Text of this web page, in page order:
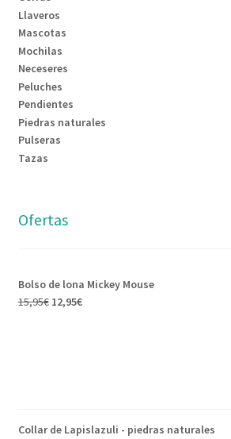
Llaveros
Mascotas
Mochilas
Neceseres
Peluches
Pendientes
Piedras naturales
Pulseras
Tazas
Ofertas
Bolso de lona Mickey Mouse
15,95€ 12,95€
Collar de Lapislazuli - piedras naturales